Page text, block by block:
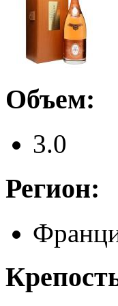
Объем:
3.0
Регион: